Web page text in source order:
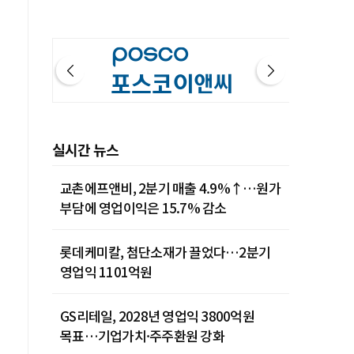
실시간 뉴스
교촌에프앤비, 2분기 매출 4.9%↑…원가
부담에 영업이익은 15.7% 감소
롯데케미칼, 첨단소재가 끌었다…2분기
영업익 1101억원
GS리테일, 2028년 영업익 3800억원
목표…기업가치·주주환원 강화